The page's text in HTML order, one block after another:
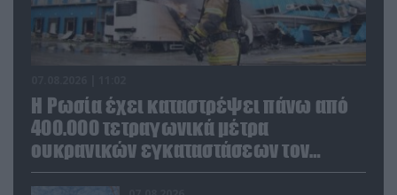
Η Ρωσία έχει καταστρέψει πάνω από
400.000 τετραγωνικά μέτρα
ουκρανικών εγκαταστάσεων τον
Ιούλιο